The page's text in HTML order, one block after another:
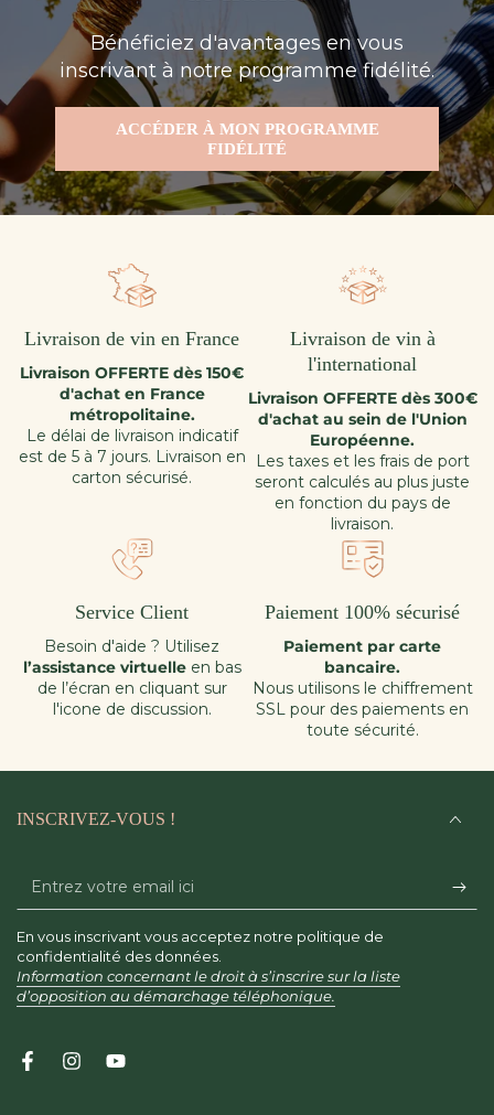
Bénéficiez d'avantages en vous
inscrivant à notre programme fidélité.
ACCÉDER À MON PROGRAMME
FIDÉLITÉ
Livraison de vin en France
Livraison OFFERTE dès 150€
d'achat en France
métropolitaine.
Le délai de livraison indicatif
est de 5 à 7 jours. Livraison en
carton sécurisé.
Livraison de vin à
l'international
Livraison OFFERTE dès 300€
d'achat au sein de l'Union
Européenne.
Les taxes et les frais de port
seront calculés au plus juste
en fonction du pays de
livraison.
Service Client
Besoin d'aide ? Utilisez
l’assistance virtuelle en bas
de l’écran en cliquant sur
l'icone de discussion.
Paiement 100% sécurisé
Paiement par carte
bancaire.
Nous utilisons le chiffrement
SSL pour des paiements en
toute sécurité.
INSCRIVEZ-VOUS !
Entrez
votre
email
ici
En vous inscrivant vous acceptez notre politique de
confidentialité des données.
Information concernant le droit à s’inscrire sur la liste
d’opposition au démarchage téléphonique.
FacebookInstagramYouTube